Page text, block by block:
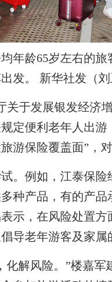
龄65岁左右的旅
发。 新华社发（
于发展银发经济
定便利老年人出
游保险覆盖面”，
例如，江泰保险
种产品，有的产
示，在风险处置
导老年游客及家属
解风险。”楼嘉军